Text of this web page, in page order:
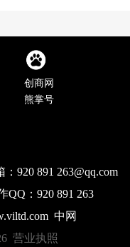
创商网
熊掌号
920 891 263@qq.com
QQ：920 891 263
viltd.com 中网
营业执照